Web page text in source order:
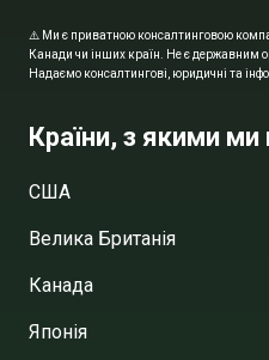
⚠️ Ми є приватною консалтинговою
Канади чи інших країн. Не є державним
Надаємо консалтингові, юридичні та
Країни, з якими
США
Велика Британія
Канада
Японія